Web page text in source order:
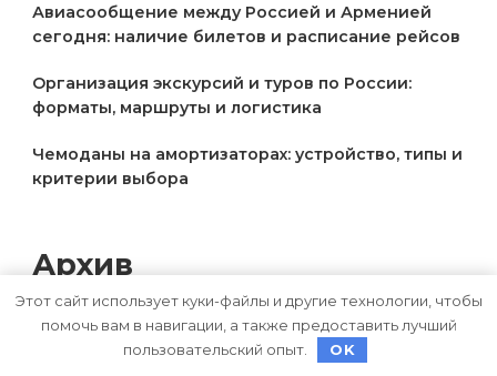
Авиасообщение между Россией и Арменией
сегодня: наличие билетов и расписание рейсов
Организация экскурсий и туров по России:
форматы, маршруты и логистика
Чемоданы на амортизаторах: устройство, типы и
критерии выбора
Архив
Июль 2026
Этот сайт использует куки-файлы и другие технологии, чтобы
помочь вам в навигации, а также предоставить лучший
пользовательский опыт.
OK